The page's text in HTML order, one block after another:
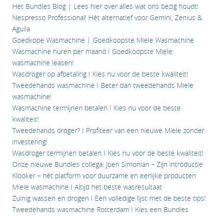
Het Bundles Blog | Lees hier over alles wat ons bezig houdt!
Nespresso Professional! Hét alternatief voor Gemini, Zenius &
Aguila
Goedkope Wasmachine | Goedkoopste Miele Wasmachine
Wasmachine huren per maand I Goedkoopste Miele
wasmachine leasen!
Wasdroger op afbetaling I Kies nu voor de beste kwaliteit!
Tweedehands wasmachine I Beter dan tweedehands Miele
wasmachine!
Wasmachine termijnen betalen I Kies nu voor de beste
kwaliteit!
Tweedehands droger? I Profiteer van een nieuwe Miele zonder
investering!
Wasdroger termijnen betalen I Kies nu voor de beste kwaliteit!
Onze nieuwe Bundles collega: Joeri Simonian – Zijn introductie
Klooker – hét platform voor duurzame en eerlijke producten
Miele wasmachine I Altijd het beste wasresultaat
Zuinig wassen en drogen I Een volledige lijst met de beste tips!
Tweedehands wasmachine Rotterdam I Kies een Bundles